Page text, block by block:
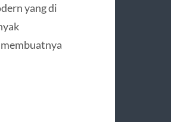
yang di